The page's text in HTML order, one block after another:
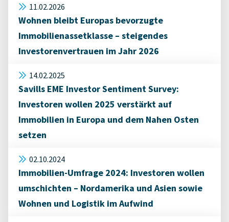
11.02.2026
Wohnen bleibt Europas bevorzugte
Immobilienassetklasse – steigendes
Investorenvertrauen im Jahr 2026
14.02.2025
Savills EME Investor Sentiment Survey:
Investoren wollen 2025 verstärkt auf
Immobilien in Europa und dem Nahen Osten
setzen
02.10.2024
Immobilien-Umfrage 2024: Investoren wollen
umschichten – Nordamerika und Asien sowie
Wohnen und Logistik im Aufwind